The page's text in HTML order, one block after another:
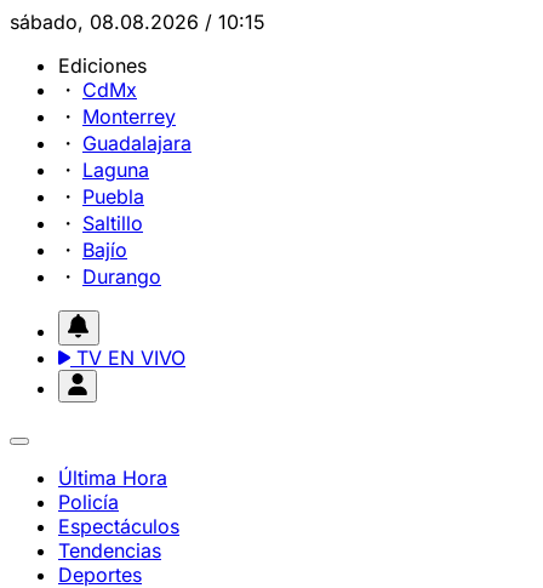
sábado, 08.08.2026 / 10:15
Ediciones
CdMx
Monterrey
Guadalajara
Laguna
Puebla
Saltillo
Bajío
Durango
TV EN VIVO
Última Hora
Policía
Espectáculos
Tendencias
Deportes